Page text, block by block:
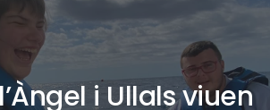
i Ullals viuen